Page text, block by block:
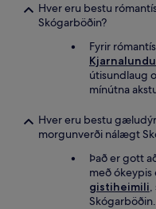
Hver eru bestu
Skógarböðin?
Fyrir
útisundlaug
mínútna
Hver eru bestu
morgunverði nálægt
Það er gott
með
gistiheimili,
Skógarböðin.